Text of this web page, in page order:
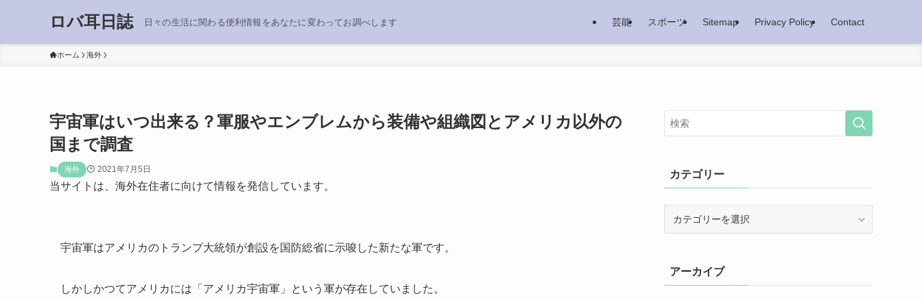
ロバ耳日誌 日々の生活に関わる便利情報をあなたに変わってお調べします 芸能 スポーツ Sitemap Privacy Policy Contact
ホーム 海外
宇宙軍はいつ出来る？軍服やエンブレムから装備や組織図とアメリカ以外の
国まで調査
海外 2021年7月5日
当サイトは、海外在住者に向けて情報を発信しています。
宇宙軍はアメリカのトランプ大統領が創設を国防総省に示唆した新たな軍です。
しかしかつてアメリカには「アメリカ宇宙軍」という軍が存在していました。
カテゴリー
ーアーカイブ